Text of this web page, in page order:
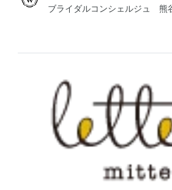
ブライダルコンシェルジュ